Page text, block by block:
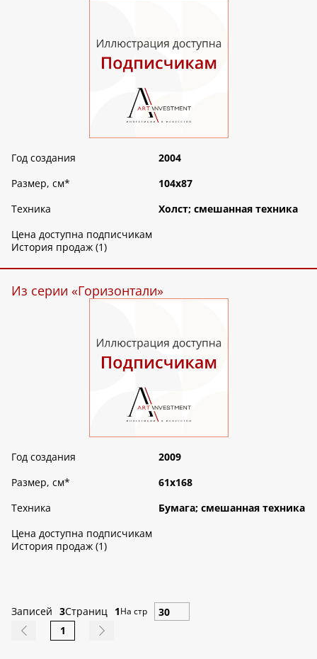
Год создания
2004
Размер, см*
104х87
Техника
Холст; смешанная техника
Цена доступна подписчикам
История продаж (1)
Из серии «Горизонтали»
Год создания
2009
Размер, см*
61х168
Техника
Бумага; смешанная техника
Цена доступна подписчикам
История продаж (1)
Записей 3Страниц 1На стр
1